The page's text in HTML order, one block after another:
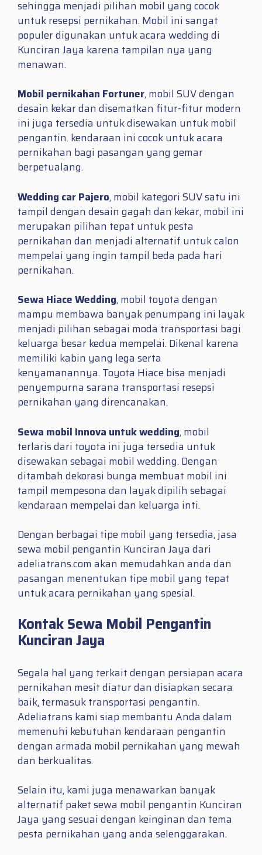
sehingga menjadi pilihan mobil yang cocok
untuk resepsi pernikahan. Mobil ini sangat
populer digunakan untuk acara wedding di
Kunciran Jaya karena tampilan nya yang
menawan.
Mobil pernikahan Fortuner, mobil SUV dengan
desain kekar dan disematkan fitur-fitur modern
ini juga tersedia untuk disewakan untuk mobil
pengantin. kendaraan ini cocok untuk acara
pernikahan bagi pasangan yang gemar
berpetualang.
Wedding car Pajero, mobil kategori SUV satu ini
tampil dengan desain gagah dan kekar, mobil ini
merupakan pilihan tepat untuk pesta
pernikahan dan menjadi alternatif untuk calon
mempelai yang ingin tampil beda pada hari
pernikahan.
Sewa Hiace Wedding, mobil toyota dengan
mampu membawa banyak penumpang ini layak
menjadi pilihan sebagai moda transportasi bagi
keluarga besar kedua mempelai. Dikenal karena
memiliki kabin yang lega serta
kenyamanannya. Toyota Hiace bisa menjadi
penyempurna sarana transportasi resepsi
pernikahan yang direncanakan.
Sewa mobil Innova untuk wedding, mobil
terlaris dari toyota ini juga tersedia untuk
disewakan sebagai mobil wedding. Dengan
ditambah dekorasi bunga membuat mobil ini
tampil mempesona dan layak dipilih sebagai
kendaraan mempelai dan keluarga inti.
Dengan berbagai tipe mobil yang tersedia, jasa
sewa mobil pengantin Kunciran Jaya dari
adeliatrans.com akan memudahkan anda dan
pasangan menentukan tipe mobil yang tepat
untuk acara pernikahan yang spesial.
Kontak Sewa Mobil Pengantin
Kunciran Jaya
Segala hal yang terkait dengan persiapan acara
pernikahan mesit diatur dan disiapkan secara
baik, termasuk transportasi pengantin.
Adeliatrans kami siap membantu Anda dalam
memenuhi kebutuhan kendaraan pengantin
dengan armada mobil pernikahan yang mewah
dan berkualitas.
Selain itu, kami juga menawarkan banyak
alternatif paket sewa mobil pengantin Kunciran
Jaya yang sesuai dengan keinginan dan tema
pesta pernikahan yang anda selenggarakan.